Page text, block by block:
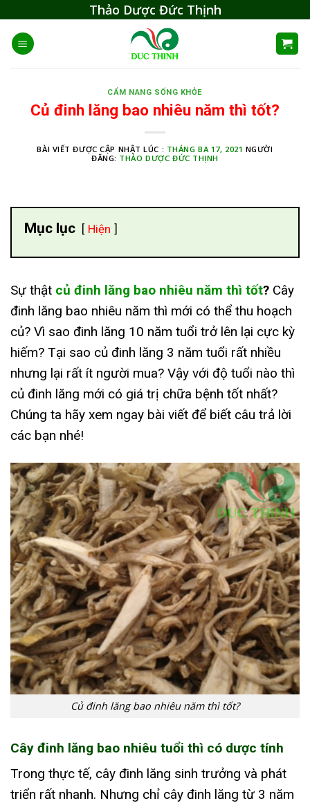
content
Thảo Dược Đức Thịnh
CẨM NANG SỐNG KHỎE
Củ đinh lăng bao nhiêu năm thì tốt?
BÀI VIẾT ĐƯỢC CẬP NHẬT LÚC : THÁNG BA 17, 2021 NGƯỜI
ĐĂNG: THẢO DƯỢC ĐỨC THỊNH
Mục lục Hiện
Sự thật củ đinh lăng bao nhiêu năm thì tốt? Cây
đinh lăng bao nhiêu năm thì mới có thể thu hoạch
củ? Vì sao đinh lăng 10 năm tuổi trở lên lại cực kỳ
hiếm? Tại sao củ đinh lăng 3 năm tuổi rất nhiều
nhưng lại rất ít người mua? Vậy với độ tuổi nào thì
củ đinh lăng mới có giá trị chữa bệnh tốt nhất?
Chúng ta hãy xem ngay bài viết để biết câu trả lời
các bạn nhé!
Củ đinh lăng bao nhiêu năm thì tốt?
Cây đinh lăng bao nhiêu tuổi thì có dược tính
Trong thực tế, cây đinh lăng sinh trưởng và phát
triển rất nhanh. Nhưng chỉ cây đinh lăng từ 3 năm